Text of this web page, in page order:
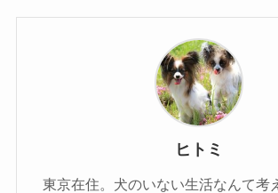
ヒトミ
東京在住。犬のいない生活なんて考